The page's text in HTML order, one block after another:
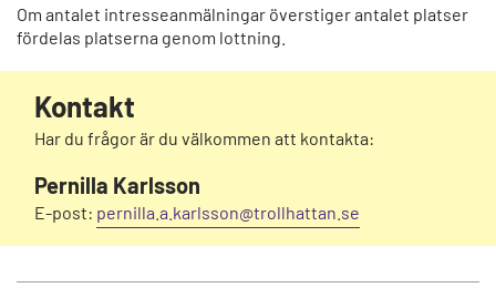
Om antalet intresseanmälningar överstiger antalet platser
fördelas platserna genom lottning.
Kontakt
Har du frågor är du välkommen att kontakta:
Pernilla Karlsson
E-post: pernilla.a.karlsson@trollhattan.se